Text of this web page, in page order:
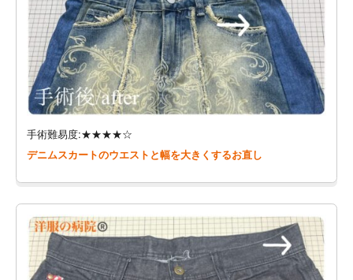
手術難易度:★★★★☆
デニムスカートのウエストと幅を大きくするお直し